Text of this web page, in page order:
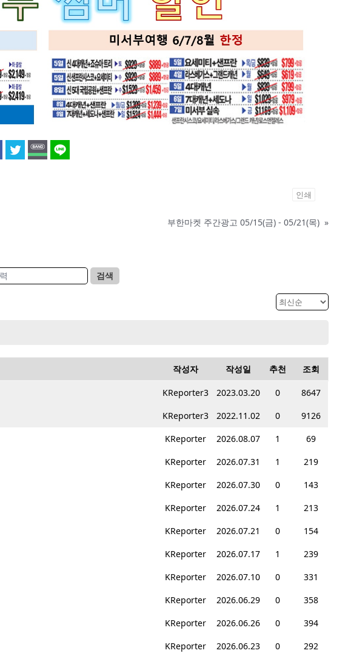
인쇄
부한마켓 주간광고 05/15(금) - 05/21(목) »
검색
작성자 작성일 추천 조회
KReporter3 2023.03.20 0
8647
KReporter3 2022.11.02 0
9126
KReporter 2026.08.07 1
69
KReporter 2026.07.31 1
219
KReporter 2026.07.30 0
143
KReporter 2026.07.24 1
213
KReporter 2026.07.21 0
154
KReporter 2026.07.17 1
239
KReporter 2026.07.10 0
331
KReporter 2026.06.29 0
358
KReporter 2026.06.26 0
394
KReporter 2026.06.23 0
292